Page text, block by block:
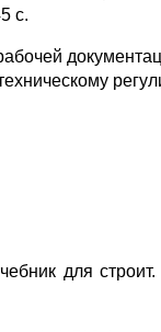
с.
для